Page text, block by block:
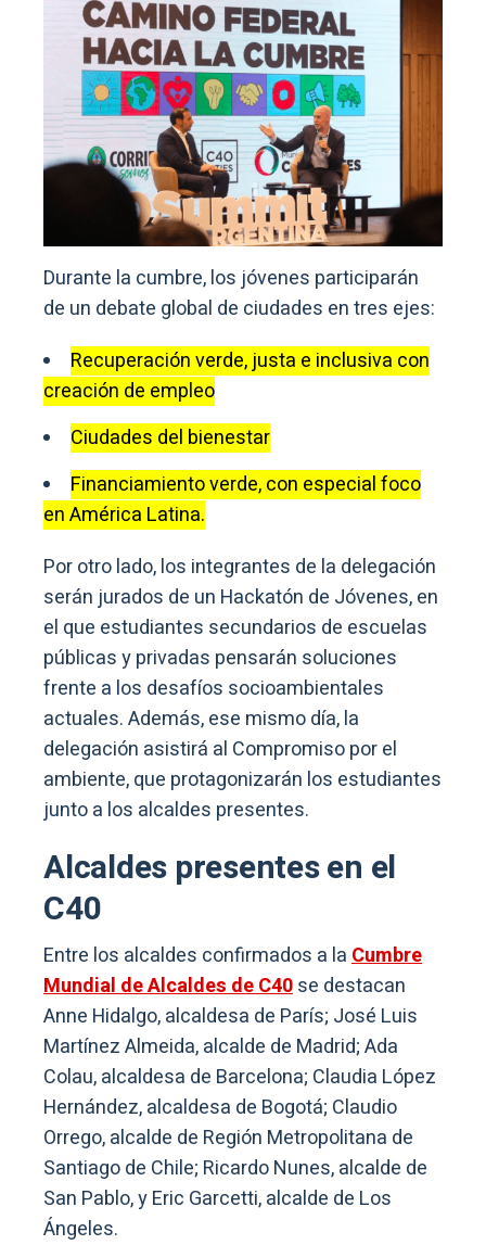
Durante la cumbre, los jóvenes participarán
de un debate global de ciudades en tres ejes:
Recuperación verde, justa e inclusiva con
creación de empleo
Ciudades del bienestar
Financiamiento verde, con especial foco
en América Latina.
Por otro lado, los integrantes de la delegación
serán jurados de un Hackatón de Jóvenes, en
el que estudiantes secundarios de escuelas
públicas y privadas pensarán soluciones
frente a los desafíos socioambientales
actuales. Además, ese mismo día, la
delegación asistirá al Compromiso por el
ambiente, que protagonizarán los estudiantes
junto a los alcaldes presentes.
Alcaldes presentes en el
C40
Entre los alcaldes confirmados a laCumbre
Mundial de Alcaldes de C40se destacan
Anne Hidalgo, alcaldesa de París; José Luis
Martínez Almeida, alcalde de Madrid; Ada
Colau, alcaldesa de Barcelona; Claudia López
Hernández, alcaldesa de Bogotá; Claudio
Orrego, alcalde de Región Metropolitana de
Santiago de Chile; Ricardo Nunes, alcalde de
San Pablo, y Eric Garcetti, alcalde de Los
Ángeles.